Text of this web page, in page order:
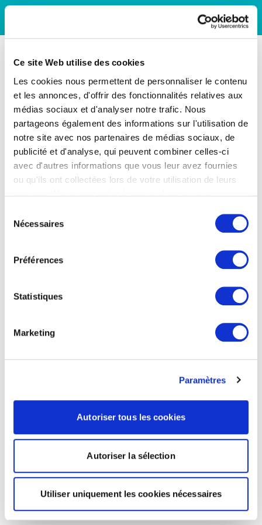
Ce site Web utilise des cookies
Les cookies nous permettent de personnaliser le contenu
et les annonces, d'offrir des fonctionnalités relatives aux
médias sociaux et d'analyser notre trafic. Nous
partageons également des informations sur l'utilisation de
notre site avec nos partenaires de médias sociaux, de
publicité et d'analyse, qui peuvent combiner celles-ci
avec d'autres informations que vous leur avez fournies
ou qu'ils ont collectées lors de votre utilisation de leurs
Nécessaires
Préférences
Statistiques
Marketing
Paramètres
Autoriser tous les cookies
Autoriser la sélection
Utiliser uniquement les cookies nécessaires